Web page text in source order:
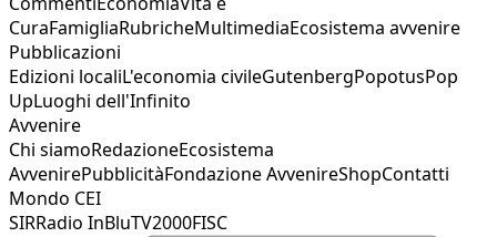
CuraFamigliaRubricheMultimediaEcosistema avvenire
Pubblicazioni
Edizioni localiL'economia civileGutenbergPopotusPop
UpLuoghi dell'Infinito
Avvenire
Chi siamoRedazioneEcosistema
AvvenirePubblicitàFondazione AvvenireShopContatti
Mondo CEI
SIRRadio InBluTV2000FISC